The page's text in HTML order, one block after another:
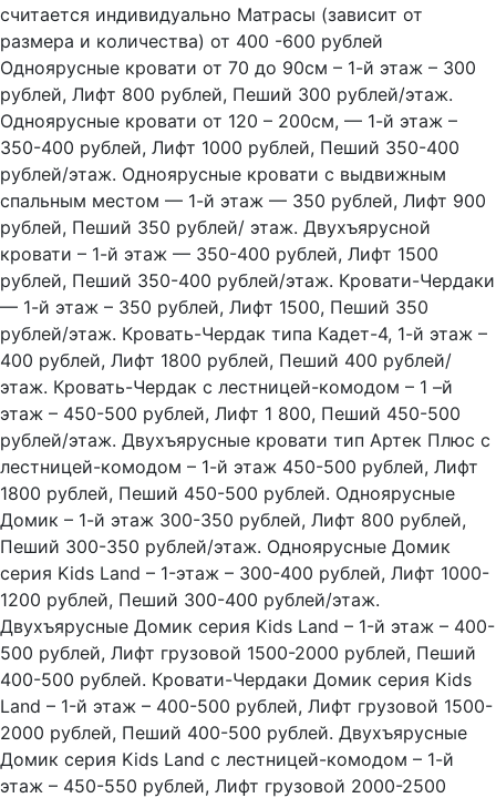
считается индивидуально Матрасы (зависит от
размера и количества) от 400 -600 рублей
Одноярусные кровати от 70 до 90см – 1-й этаж – 300
рублей, Лифт 800 рублей, Пеший 300 рублей/этаж.
Одноярусные кровати от 120 – 200см, — 1-й этаж –
350-400 рублей, Лифт 1000 рублей, Пеший 350-400
рублей/этаж. Одноярусные кровати с выдвижным
спальным местом — 1-й этаж — 350 рублей, Лифт 900
рублей, Пеший 350 рублей/ этаж. Двухъярусной
кровати – 1-й этаж — 350-400 рублей, Лифт 1500
рублей, Пеший 350-400 рублей/этаж. Кровати-Чердаки
— 1-й этаж – 350 рублей, Лифт 1500, Пеший 350
рублей/этаж. Кровать-Чердак типа Кадет-4, 1-й этаж –
400 рублей, Лифт 1800 рублей, Пеший 400 рублей/
этаж. Кровать-Чердак с лестницей-комодом – 1 –й
этаж – 450-500 рублей, Лифт 1 800, Пеший 450-500
рублей/этаж. Двухъярусные кровати тип Артек Плюс с
лестницей-комодом – 1-й этаж 450-500 рублей, Лифт
1800 рублей, Пеший 450-500 рублей. Одноярусные
Домик – 1-й этаж 300-350 рублей, Лифт 800 рублей,
Пеший 300-350 рублей/этаж. Одноярусные Домик
серия Kids Land – 1-этаж – 300-400 рублей, Лифт 1000-
1200 рублей, Пеший 300-400 рублей/этаж.
Двухъярусные Домик серия Kids Land – 1-й этаж – 400-
500 рублей, Лифт грузовой 1500-2000 рублей, Пеший
400-500 рублей. Кровати-Чердаки Домик серия Kids
Land – 1-й этаж – 400-500 рублей, Лифт грузовой 1500-
2000 рублей, Пеший 400-500 рублей. Двухъярусные
Домик серия Kids Land с лестницей-комодом – 1-й
этаж – 450-550 рублей, Лифт грузовой 2000-2500